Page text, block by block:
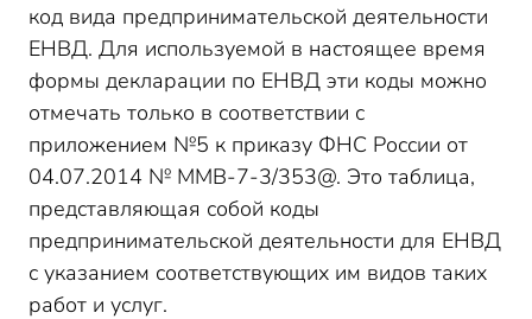
код вида предпринимательской деятельности
ЕНВД. Для используемой в настоящее время
формы декларации по ЕНВД эти коды можно
отмечать только в соответствии с
приложением №5 к приказу ФНС России от
04.07.2014 № ММВ-7-3/353@. Это таблица,
представляющая собой коды
предпринимательской деятельности для ЕНВД
с указанием соответствующих им видов таких
работ и услуг.